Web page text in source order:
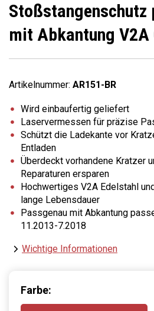
Stoßstangenschutz
mit Abkantung V2A
Artikelnummer: AR151-BR
Wird einbaufertig geliefert
Laservermessen für präzise
Schützt die Ladekante vor
Entladen
Überdeckt vorhandene Kratzer
Reparaturen ersparen
Hochwertiges V2A Edelstahl
lange Lebensdauer
Passgenau mit Abkantung
11.2013-7.2018
Wichtige Informationen
Farbe: